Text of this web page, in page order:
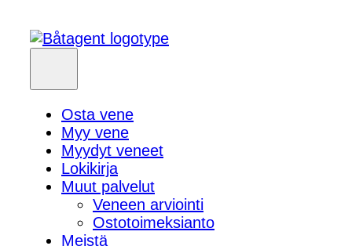
Osta vene
Myy vene
Myydyt veneet
Lokikirja
Muut palvelut
Veneen arviointi
Ostotoimeksianto
Meistä